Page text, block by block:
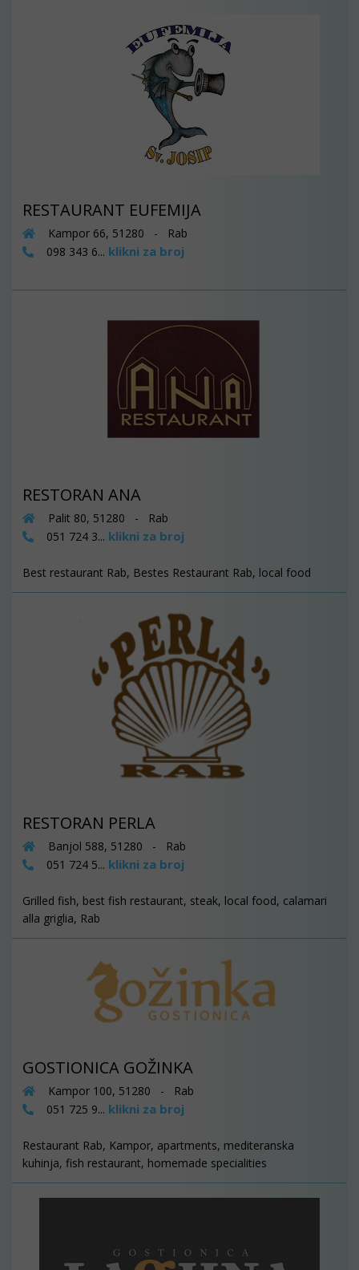
RESTAURANT EUFEMIJA
Kampor 66, 51280 - Rab
098 343 6... klikni za broj
RESTORAN ANA
Palit 80, 51280 - Rab
051 724 3... klikni za broj
Best restaurant Rab, Bestes Restaurant Rab, local food
RESTORAN PERLA
Banjol 588, 51280 - Rab
051 724 5... klikni za broj
Grilled fish, best fish restaurant, steak, local food, calamari
alla griglia, Rab
GOSTIONICA GOŽINKA
Kampor 100, 51280 - Rab
051 725 9... klikni za broj
Restaurant Rab, Kampor, apartments, mediteranska
kuhinja, fish restaurant, homemade specialities